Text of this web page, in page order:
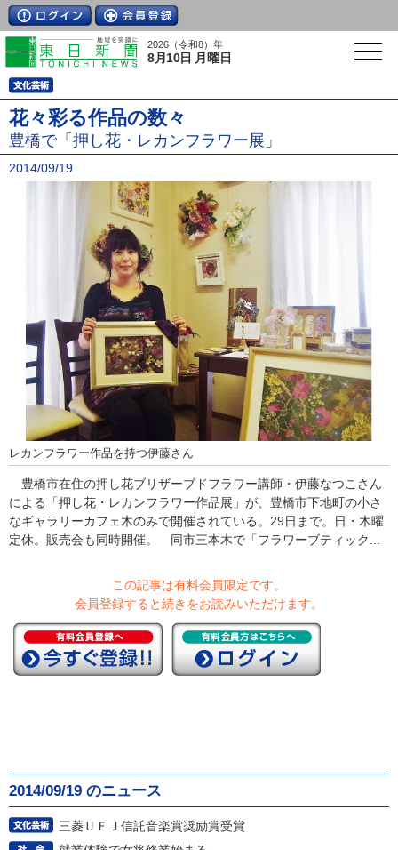
2026（令和8）年
8月10日 月曜日
花々彩る作品の数々
豊橋で「押し花・レカンフラワー展」
2014/09/19
レカンフラワー作品を持つ伊藤さん
豊橋市在住の押し花ブリザーブドフラワー講師・伊藤なつこさん
による「押し花・レカンフラワー作品展」が、豊橋市下地町の小さ
なギャラリーカフェ木のみで開催されている。29日まで。日・木曜
定休。販売会も同時開催。 同市三本木で「フラワーブティック...
この記事は有料会員限定です。
会員登録すると続きをお読みいただけます。
2014/09/19 のニュース
三菱ＵＦＪ信託音楽賞奨励賞受賞